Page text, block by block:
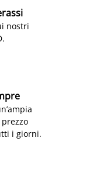
nostri
i giorni.